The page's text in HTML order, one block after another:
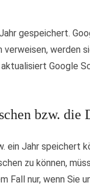
gespeichert.
werden
Google
bzw. die
ein Jahr
zu können,
Fall nur, wenn Sie